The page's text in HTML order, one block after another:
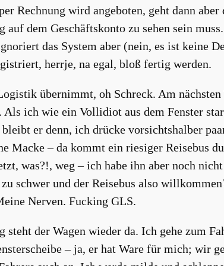
Rechnung wird angeboten, geht dann
dem Geschäftskonto zu sehen sein
das System aber (nein, es ist keine
herrje, na egal, bloß fertig werden.
übernimmt, oh Schreck. Am
ich wie ein Vollidiot aus dem Fenster
er denn, ich drücke vorsichtshalber
– da kommt ein riesiger Reisebus
was?!, weg – ich habe ihn aber noch
schwer und der Reisebus also
Nerven. Fucking GLS.
steht der Wagen wieder da. Ich gehe zum
– ja, er hat Ware für mich; wir